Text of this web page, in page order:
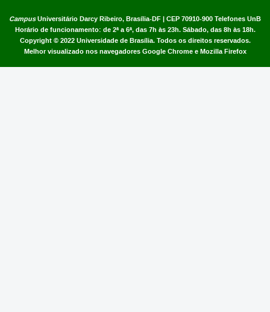
CampusUniversitário Darcy Ribeiro, Brasília-DF | CEP 70910-900 Telefones UnB
Horário de funcionamento: de 2ª a 6ª, das 7h às 23h. Sábado, das 8h às 18h.
Copyright © 2022 Universidade de Brasília. Todos os direitos reservados.
Melhor visualizado nos navegadores Google Chrome e Mozilla Firefox